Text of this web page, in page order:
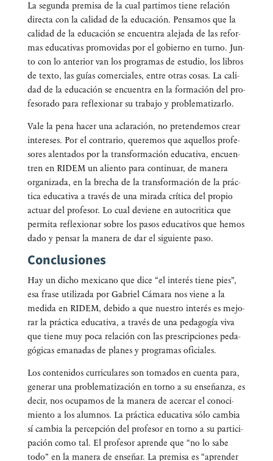
La segun­da pre­mi­sa de la cual par­ti­mos tie­ne rela­ción
direc­ta con la cali­dad de la edu­ca­ción. Pen­sa­mos que la
cali­dad de la edu­ca­ción se encuen­tra ale­ja­da de las refor­
mas edu­ca­ti­vas pro­mo­vi­das por el gobierno en turno. Jun­
to con lo ante­rior van los pro­gra­mas de estu­dio, los libros
de tex­to, las guías comer­cia­les, entre otras cosas. La cali­
dad de la edu­ca­ción se encuen­tra en la for­ma­ción del pro­
fe­so­ra­do para refle­xio­nar su tra­ba­jo y problematizarlo.
Vale la pena hacer una acla­ra­ción, no pre­ten­de­mos crear
intere­ses. Por el con­tra­rio, que­re­mos que aque­llos pro­fe­
so­res alen­ta­dos por la trans­for­ma­ción edu­ca­ti­va, encuen­
tren en RIDEM un alien­to para con­ti­nuar, de mane­ra
orga­ni­za­da, en la bre­cha de la trans­for­ma­ción de la prác­
ti­ca edu­ca­ti­va a tra­vés de una mira­da crí­ti­ca del pro­pio
actuar del pro­fe­sor. Lo cual devie­ne en auto­cri­ti­ca que
per­mi­ta refle­xio­nar sobre los pasos edu­ca­ti­vos que hemos
dado y pen­sar la mane­ra de dar el siguien­te paso.
Conclusiones
Hay un dicho mexi­cano que dice “el inte­rés tie­ne pies”,
esa fra­se uti­li­za­da por Gabriel Cáma­ra nos vie­ne a la
medi­da en RIDEM, debi­do a que nues­tro inte­rés es mejo­
rar la prác­ti­ca edu­ca­ti­va, a tra­vés de una peda­go­gía viva
que tie­ne muy poca rela­ción con las pres­crip­cio­nes peda­
gó­gi­cas ema­na­das de pla­nes y pro­gra­mas oficiales.
Los con­te­ni­dos curri­cu­la­res son toma­dos en cuen­ta para,
gene­rar una pro­ble­ma­ti­za­ción en torno a su ense­ñan­za, es
decir, nos ocu­pa­mos de la mane­ra de acer­car el cono­ci­
mien­to a los alum­nos. La prác­ti­ca edu­ca­ti­va sólo cam­bia
sí cam­bia la per­cep­ción del pro­fe­sor en torno a su par­ti­ci­
pa­ción como tal. El pro­fe­sor apren­de que “no lo sabe
todo” en la mane­ra de ense­ñar. La pre­mi­sa es “apren­der